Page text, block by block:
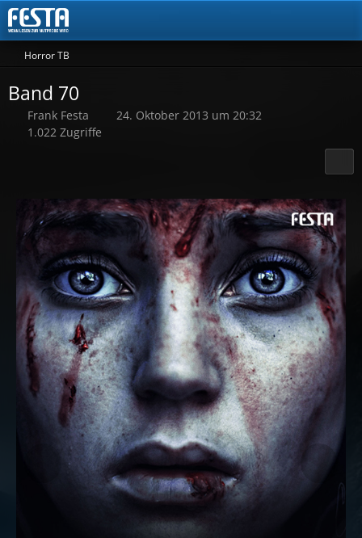
Horror TB
Band 70
Frank Festa
24. Oktober 2013 um 20:32
1.022 Zugriffe